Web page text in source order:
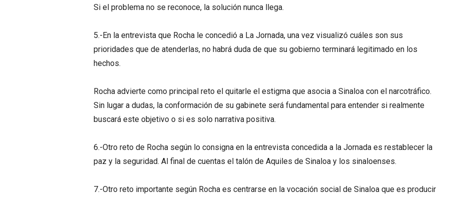
Si el problema no se reconoce, la solución nunca llega.
5.-En la entrevista que Rocha le concedió a La Jornada, una vez visualizó cuáles son sus
prioridades que de atenderlas, no habrá duda de que su gobierno terminará legitimado en los
hechos.
Rocha advierte como principal reto el quitarle el estigma que asocia a Sinaloa con el narcotráfico.
Sin lugar a dudas, la conformación de su gabinete será fundamental para entender si realmente
buscará este objetivo o si es solo narrativa positiva.
6.-Otro reto de Rocha según lo consigna en la entrevista concedida a la Jornada es restablecer la
paz y la seguridad. Al final de cuentas el talón de Aquiles de Sinaloa y los sinaloenses.
7.-Otro reto importante según Rocha es centrarse en la vocación social de Sinaloa que es producir